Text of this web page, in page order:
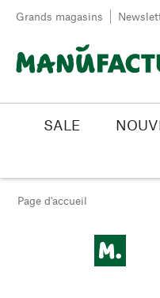
Passer au contenu
Grands magasins
SALE
Page d'accueil